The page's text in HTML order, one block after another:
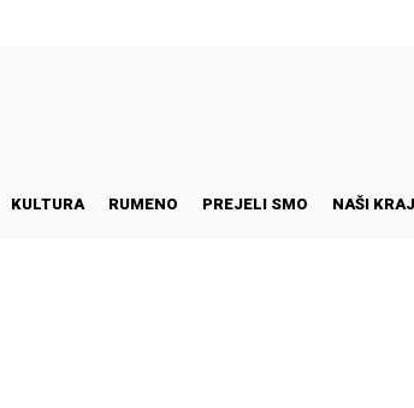
KULTURA RUMENO PREJELI SMO NAŠI